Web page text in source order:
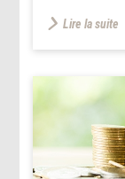
Lire la suite